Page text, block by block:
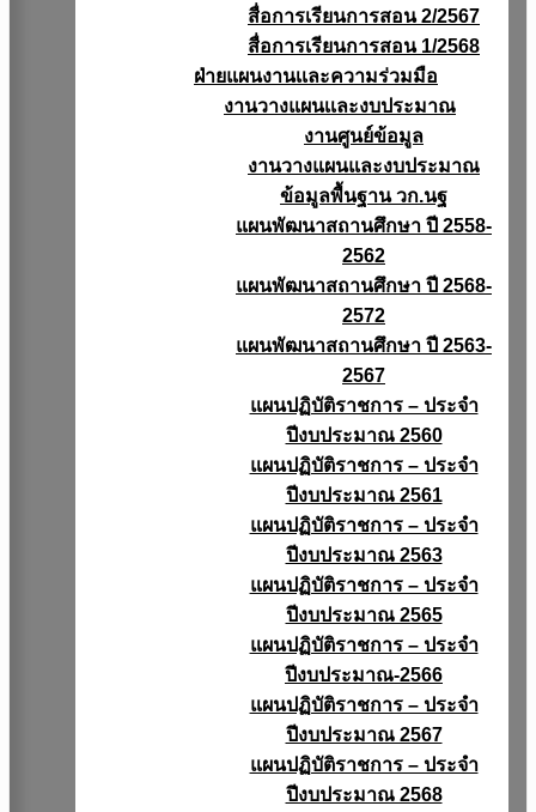
สื่อการเรียนการสอน 2/2567
สื่อการเรียนการสอน 1/2568
ฝ่ายแผนงานเเละความร่วมมือ
งานวางแผนเเละงบประมาณ
งานศูนย์ข้อมูล
งานวางแผนและงบประมาณ
ข้อมูลพื้นฐาน วก.นฐ
แผนพัฒนาสถานศึกษา ปี 2558-
2562
แผนพัฒนาสถานศึกษา ปี 2568-
2572
แผนพัฒนาสถานศึกษา ปี 2563-
2567
แผนปฏิบัติราชการ – ประจำ
ปีงบประมาณ 2560
แผนปฏิบัติราชการ – ประจำ
ปีงบประมาณ 2561
แผนปฏิบัติราชการ – ประจำ
ปีงบประมาณ 2563
แผนปฏิบัติราชการ – ประจำ
ปีงบประมาณ 2565
แผนปฏิบัติราชการ – ประจำ
ปีงบประมาณ-2566
แผนปฏิบัติราชการ – ประจำ
ปีงบประมาณ 2567
แผนปฏิบัติราชการ – ประจำ
ปีงบประมาณ 2568